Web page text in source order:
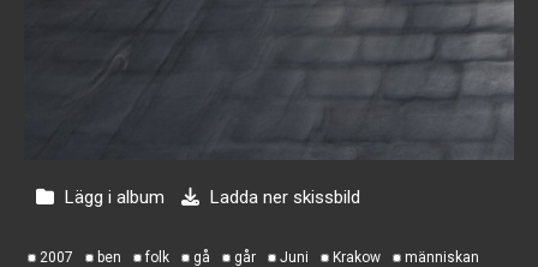
Lägg i album Ladda ner skissbild
2007 ben folk gå går Juni Krakow
människan